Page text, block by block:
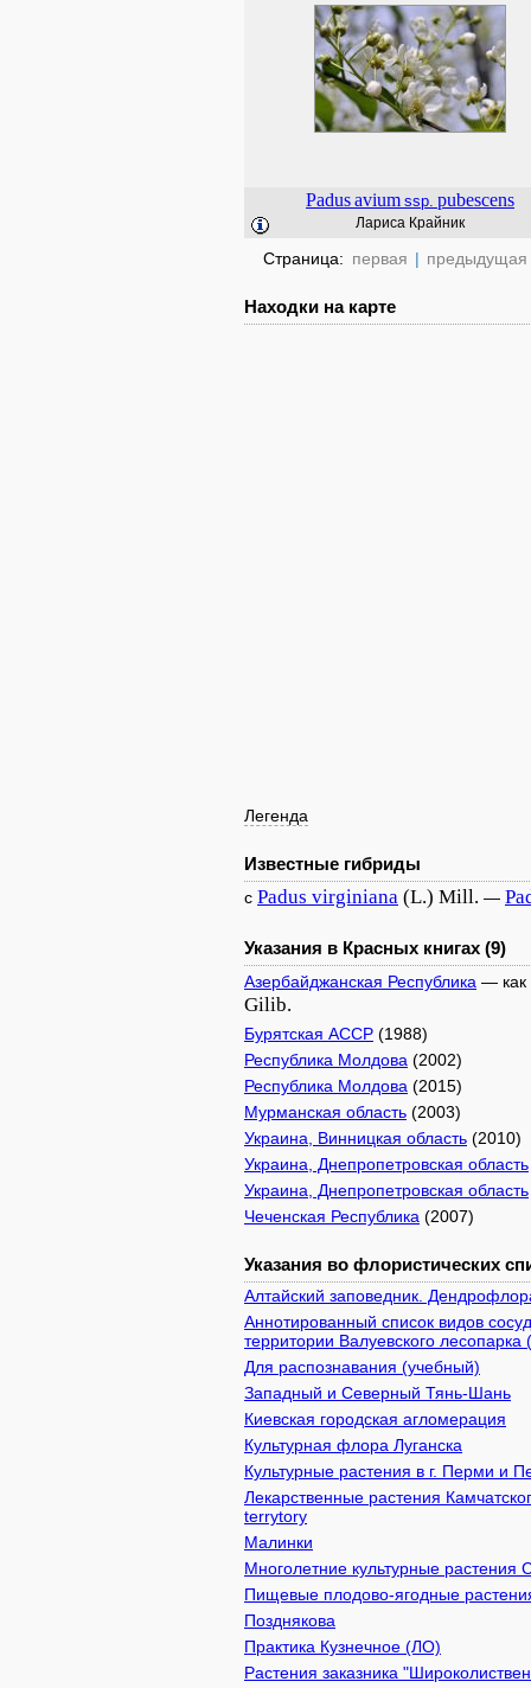
Padusavium ssp. pubescens
Лариса Крайник
Страница: первая | предыдущая
Находки на карте
Легенда
Известные гибриды
с Padus virginiana (L.) Mill. —
Указания в Красных книгах (9)
Азербайджанская Республика — как
Gilib.
Бурятская АССР (1988)
Республика Молдова (2002)
Республика Молдова (2015)
Мурманская область (2003)
Украина, Винницкая область (2010)
Украина, Днепропетровская область
Украина, Днепропетровская область
Чеченская Республика (2007)
Указания во флористических
Алтайский заповедник.
Аннотированный список видов
территории Валуевского
Для распознавания (учебный)
Западный и Северный Тянь-Шань
Киевcкая городская агломерация
Культурная флора Луганска
Культурные растения в г. Перми и
Лекарственные растения
terrytory
Малинки
Многолетние культурные растения
Пищевые плодово-ягодные
Позднякова
Практика Кузнечное (ЛО)
Растения заказника